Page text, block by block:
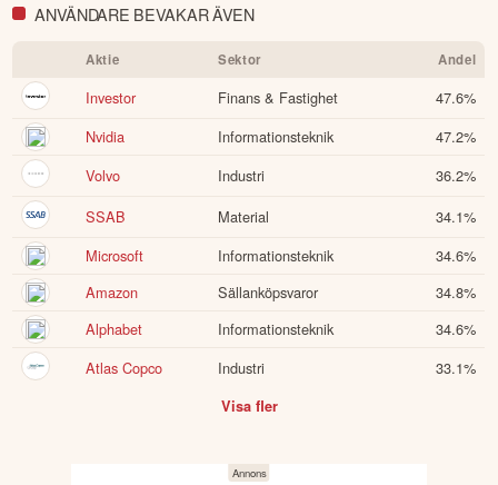
ANVÄNDARE BEVAKAR ÄVEN
Aktie Sektor Andel
Investor Finans & Fastighet 47.6%
Nvidia
Informationsteknik 47.2%
Volvo
Industri 36.2%
SSAB
Material 34.1%
Microsoft
Informationsteknik 34.6%
Amazon
Sällanköpsvaror 34.8%
Alphabet
Informationsteknik 34.6%
Atlas Copco
Industri 33.1%
Visa fler